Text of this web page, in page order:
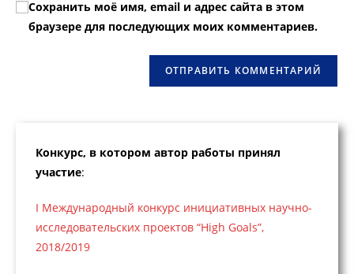
прокомментировать
веб-
сайта
Сохранить моё имя, email и адрес сайта в этом
браузере для последующих моих комментариев.
Конкурс, в котором автор работы принял
участие:
I Международный конкурс инициативных научно-
исследовательских проектов “High Goals”,
2018/2019